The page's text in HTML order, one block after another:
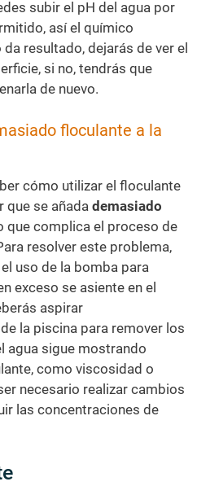
subir el pH del agua por
así el químico
da resultado, dejarás de ver el
si no, tendrás que
de nuevo.
floculante a la
cómo utilizar el floculante
que se añada demasiado
que complica el proceso de
resolver este problema,
uso de la bomba para
exceso se asiente en el
aspirar
la piscina para remover los
agua sigue mostrando
como viscosidad o
necesario realizar cambios
las concentraciones de